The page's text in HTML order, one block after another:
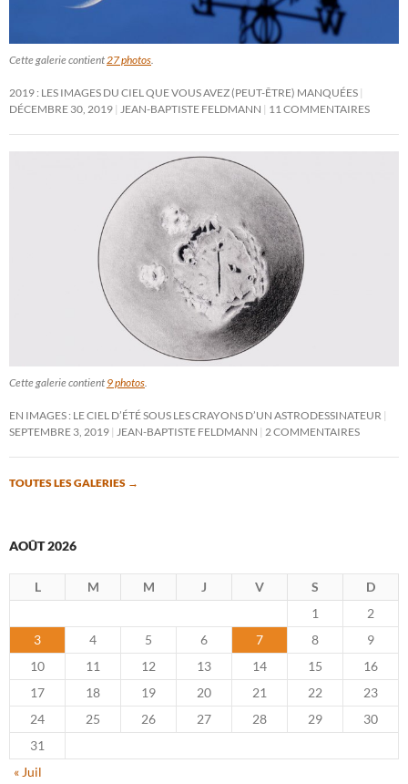
Cette galerie contient 27 photos
2019 : LES IMAGES DU CIEL QUE VOUS AVEZ (PEUT-ÊTRE) MANQUÉES
DÉCEMBRE 30, 2019
JEAN-BAPTISTE FELDMANN 11 COMMENTAIRES
Cette galerie contient 9 photos.
EN IMAGES : LE CIEL D’ÉTÉ SOUS LES CRAYONS D’UN ASTRODESSINATEUR
SEPTEMBRE 3, 2019 JEAN-BAPTISTE FELDMANN 2 COMMENTAIRES
TOUTES LES GALERIES →
AOÛT 2026
L M M J V S
D
1
2
3
4 5 6 7 8
9
10
11 12 13 14 15
16
17
18 19 20 21 22
23
24
25 26 27 28 29
30
31
« Juil